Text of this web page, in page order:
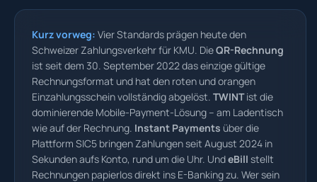
Kurz vorweg: Vier Standards prägen heute den
Schweizer Zahlungsverkehr für KMU. DieQR-Rechnung
ist seit dem 30. September 2022 das einzige gültige
Rechnungsformat und hat den roten und orangen
Einzahlungsschein vollständig abgelöst. TWINTist die
dominierende Mobile-Payment-Lösung – am Ladentisch
wie auf der Rechnung. Instant Payments über die
Plattform SIC5 bringen Zahlungen seit August 2024 in
Sekunden aufs Konto, rund um die Uhr. UndeBill stellt
Rechnungen papierlos direkt ins E-Banking zu. Wer sein